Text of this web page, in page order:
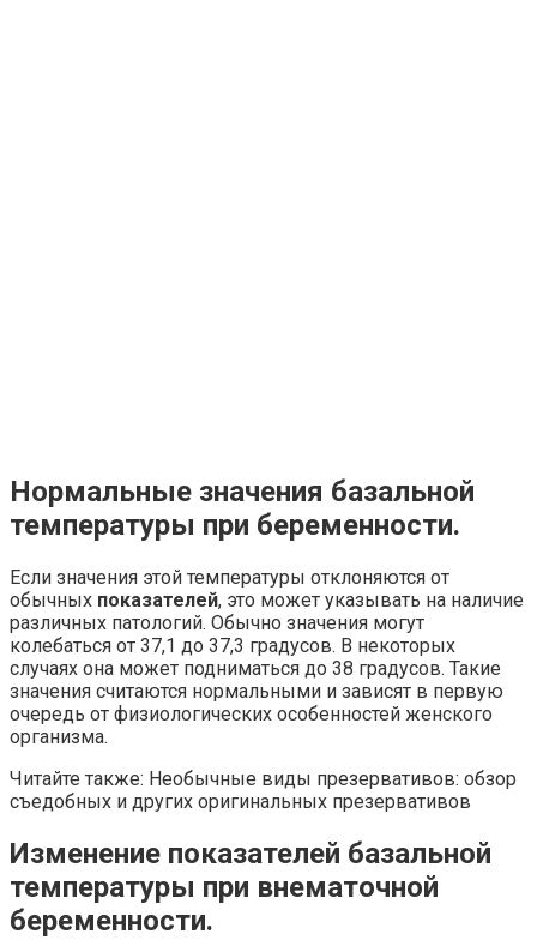
Нормальные значения базальной
температуры при беременности.
Если значения этой температуры отклоняются от
обычных показателей, это может указывать на наличие
различных патологий. Обычно значения могут
колебаться от 37,1 до 37,3 градусов. В некоторых
случаях она может подниматься до 38 градусов. Такие
значения считаются нормальными и зависят в первую
очередь от физиологических особенностей женского
организма.
Читайте также: Необычные виды презервативов: обзор
съедобных и других оригинальных презервативов
Изменение показателей базальной
температуры при внематочной
беременности.